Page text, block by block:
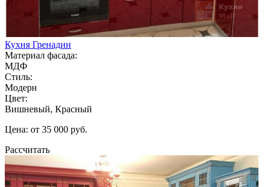
Кухня Гренадин
Материал фасада:
МДФ
Стиль:
Модерн
Цвет:
Вишневый, Красный
Цена: от 35 000 руб.
Рассчитать